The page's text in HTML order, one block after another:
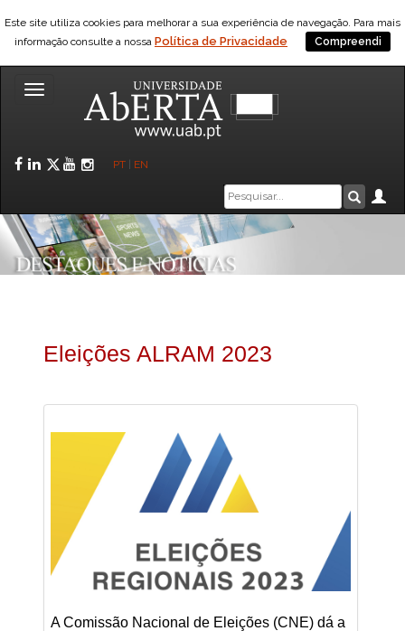
Este site utiliza cookies para melhorar a sua experiência de navegação. Para mais
informação consulte a nossa Política de Privacidade Compreendi
Toggle
Facebook
LinkedIn
Twitter
YouTube
Instagram
PT EN
Caixa
de
pesquisa
Eleições ALRAM 2023
A Comissão Nacional de Eleições (CNE) dá a